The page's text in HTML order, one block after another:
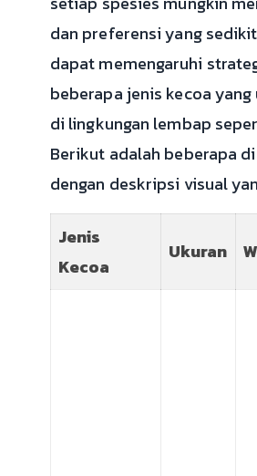
dan preferensi yang
dapat memengaruhi
beberapa jenis kecoa
di lingkungan lembap
Berikut adalah beberapa
dengan deskripsi visual
Jenis
Kecoa
Ukuran